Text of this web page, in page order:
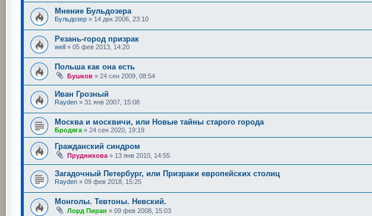
Мнение Бульдозера
Бульдозер » 14 дек 2006, 23:10
Резань-город призрак
well » 05 фев 2013, 14:20
Польша как она есть
Бушков » 24 сен 2009, 08:54
Иван Грозный
Rayden » 31 янв 2007, 15:08
Москва и москвичи, или Новые тайны старого города
Бродяга » 24 сен 2020, 19:19
Гражданский синдром
Прудникова » 13 янв 2010, 14:55
Загадочный Петербург, или Призраки европейских столиц
Rayden » 09 фев 2018, 15:25
Монголы. Тевтоны. Невский.
Лорд Пиран » 09 фев 2008, 15:03